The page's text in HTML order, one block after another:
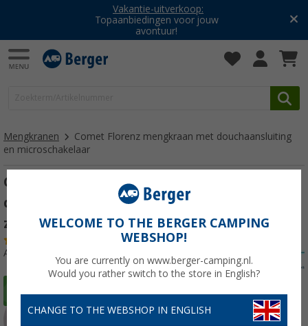
Vakantie-uitverkoop:
Topaanbiedingen voor jouw
avontuur!
Mengkranen
Comet Florenz mengkraan met douchaansluiting
en microschakelaar
Comet Florenz mengkraan met
douchaansluiting en microschakelaar,
zwart
Artikelnr: 273663
WELCOME TO THE BERGER CAMPING
WEBSHOP!
You are currently on www.berger-camping.nl.
Would you rather switch to the store in English?
CHANGE TO THE WEBSHOP IN ENGLISH